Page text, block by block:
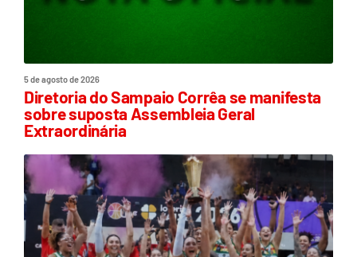
5 de agosto de 2026
Diretoria do Sampaio Corrêa se manifesta
sobre suposta Assembleia Geral
Extraordinária